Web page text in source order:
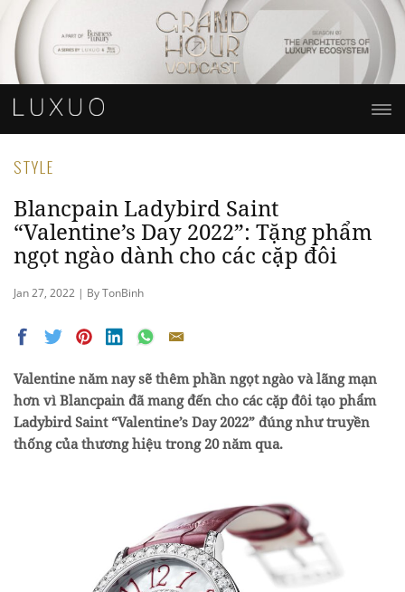
STYLE
Blancpain Ladybird Saint
“Valentine’s Day 2022”: Tặng phẩm
ngọt ngào dành cho các cặp đôi
Jan 27, 2022 | By TonBinh
Valentine năm nay sẽ thêm phần ngọt ngào và lãng mạn
hơn vì Blancpain đã mang đến cho các cặp đôi tạo phẩm
Ladybird Saint “Valentine’s Day 2022” đúng như truyền
thống của thương hiệu trong 20 năm qua.